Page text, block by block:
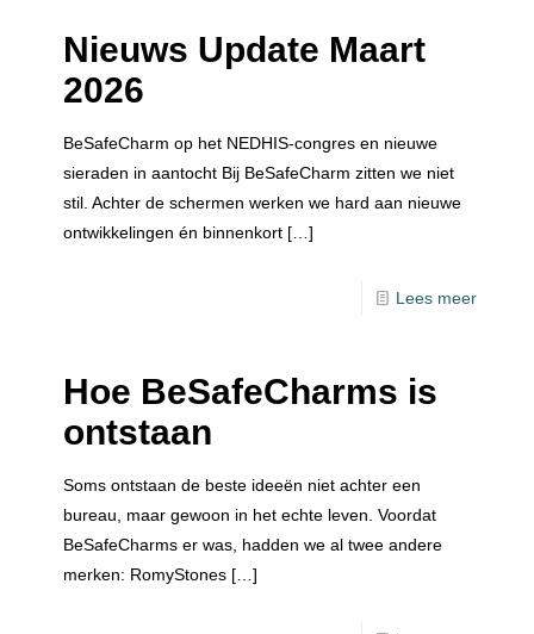
Nieuws Update Maart
2026
BeSafeCharm op het NEDHIS-congres en nieuwe
sieraden in aantocht Bij BeSafeCharm zitten we niet
stil. Achter de schermen werken we hard aan nieuwe
ontwikkelingen én binnenkort […]
Lees meer
Hoe BeSafeCharms is
ontstaan
Soms ontstaan de beste ideeën niet achter een
bureau, maar gewoon in het echte leven. Voordat
BeSafeCharms er was, hadden we al twee andere
merken: RomyStones […]